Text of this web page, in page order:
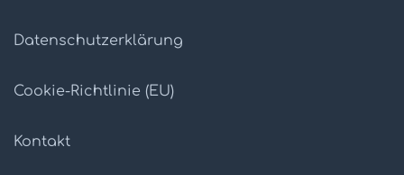
Datenschutz­erklärung
Cookie-Richtlinie (EU)
Kontakt